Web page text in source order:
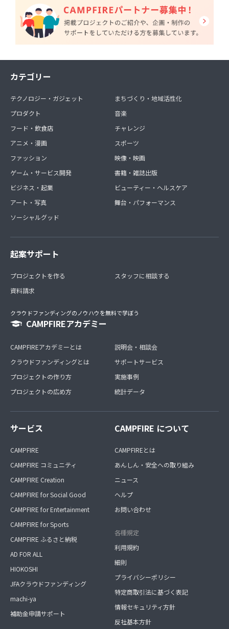
カテゴリー
テクノロジー・ガジェット
プロダクト
フード・飲食店
アニメ・漫画
ファッション
ゲーム・サービス開発
ビジネス・起業
アート・写真
ソーシャルグッド
まちづくり・地域活性化
音楽
チャレンジ
スポーツ
映像・映画
書籍・雑誌出版
ビューティー・ヘルスケア
舞台・パフォーマンス
起案サポート
プロジェクトを作る
資料請求
スタッフに相談する
クラウドファンディングのノウハウを無料で学ぼう
CAMPFIREアカデミー
CAMPFIREアカデミーとは
クラウドファンディングとは
プロジェクトの作り方
プロジェクトの広め方
説明会・相談会
サポートサービス
実施事例
統計データ
サービス
CAMPFIRE
CAMPFIRE コミュニティ
CAMPFIRE Creation
CAMPFIRE for Social Good
CAMPFIRE for Entertainment
CAMPFIRE for Sports
CAMPFIRE ふるさと納税
AD FOR ALL
HIOKOSHI
JFAクラウドファンディング
machi-ya
補助金申請サポート
CAMPFIRE について
CAMPFIREとは
あんしん・安全への取り組み
ニュース
ヘルプ
お問い合わせ
各種規定
利用規約
細則
プライバシーポリシー
特定商取引法に基づく表記
情報セキュリティ方針
反社基本方針